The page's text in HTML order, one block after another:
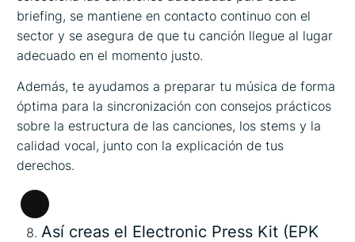
briefing, se mantiene en contacto continuo con el
sector y se asegura de que tu canción llegue al lugar
adecuado en el momento justo.
Además, te ayudamos a preparar tu música de forma
óptima para la sincronización con consejos prácticos
sobre la estructura de las canciones, los stems y la
calidad vocal, junto con la explicación de tus
derechos.
Larga
descripción
Así creas el Electronic Press Kit (EPK